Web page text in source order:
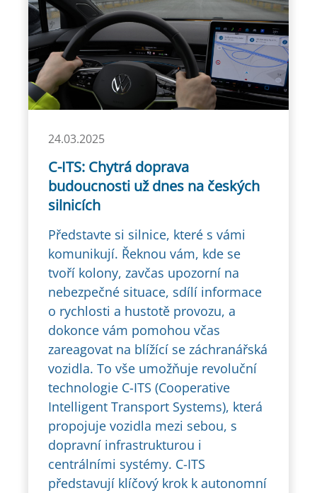
24.03.2025
C-ITS: Chytrá doprava
budoucnosti už dnes na českých
silnicích
Představte si silnice, které s vámi
komunikují. Řeknou vám, kde se
tvoří kolony, zavčas upozorní na
nebezpečné situace, sdílí informace
o rychlosti a hustotě provozu, a
dokonce vám pomohou včas
zareagovat na blížící se záchranářská
vozidla. To vše umožňuje revoluční
technologie C-ITS (Cooperative
Intelligent Transport Systems), která
propojuje vozidla mezi sebou, s
dopravní infrastrukturou i
centrálními systémy. C-ITS
představují klíčový krok k autonomní